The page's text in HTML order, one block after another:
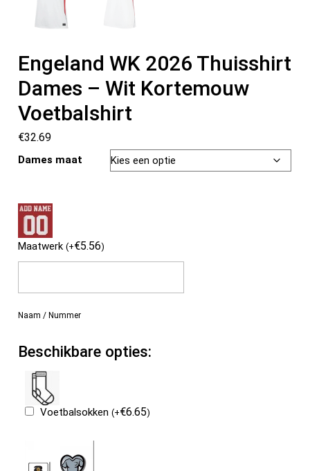
Engeland WK 2026 Thuisshirt
Dames – Wit Kortemouw
Voetbalshirt
€32.69
Dames maat
Maatwerk(+€5.56)
Naam / Nummer
Beschikbare opties:
Voetbalsokken(+€6.65)